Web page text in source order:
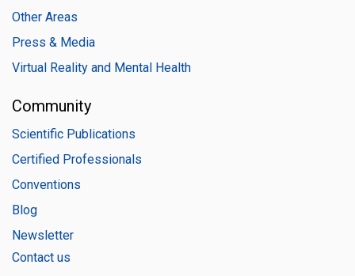
Other Areas
Press & Media
Virtual Reality and Mental Health
Community
Scientific Publications
Certified Professionals
Conventions
Blog
Newsletter
Contact us